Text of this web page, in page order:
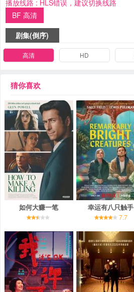
播放线路 : HLS错误，建议切换线路
BF 高清
剧集(倒序)
高清 HD
猜你喜欢
如何大赚一笔 幸运有八只触手
7.7